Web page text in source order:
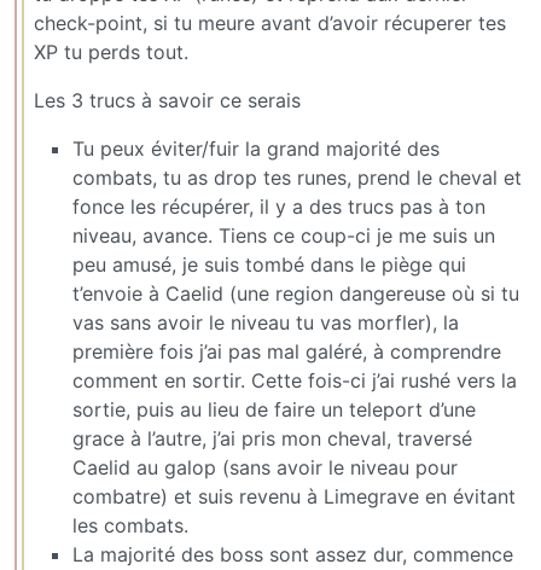
check-point, si tu meure avant d’avoir récuperer tes
XP tu perds tout.
Les 3 trucs à savoir ce serais
Tu peux éviter/fuir la grand majorité des
combats, tu as drop tes runes, prend le cheval et
fonce les récupérer, il y a des trucs pas à ton
niveau, avance. Tiens ce coup-ci je me suis un
peu amusé, je suis tombé dans le piège qui
t’envoie à Caelid (une region dangereuse où si tu
vas sans avoir le niveau tu vas morfler), la
première fois j’ai pas mal galéré, à comprendre
comment en sortir. Cette fois-ci j’ai rushé vers la
sortie, puis au lieu de faire un teleport d’une
grace à l’autre, j’ai pris mon cheval, traversé
Caelid au galop (sans avoir le niveau pour
combatre) et suis revenu à Limegrave en évitant
les combats.
La majorité des boss sont assez dur, commence